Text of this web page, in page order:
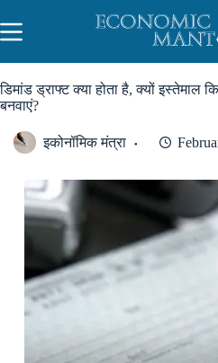
to
content
डिमांड ड्राफ्ट क्या होता है, क्यों इस्तेमाल
बनवाएं?
इकोनॉमिक मंत्रा